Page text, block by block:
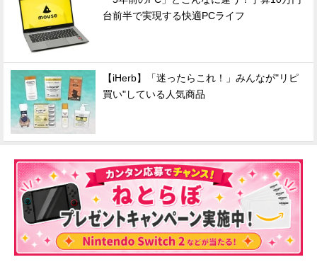
台前半で実現する快適PCライフ
【iHerb】「迷ったらこれ！」みんなが"リピ
買い"している人気商品